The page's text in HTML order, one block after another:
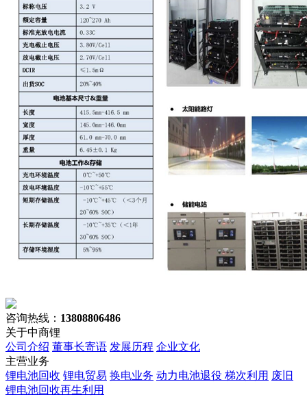
咨询热线： 13808806486
关于中商锂
公司介绍 董事长寄语 发展历程 企业文化
主营业务
锂电池回收 锂电贸易 换电业务 动力电池退役 梯次利用 废旧
锂电池回收再生利用